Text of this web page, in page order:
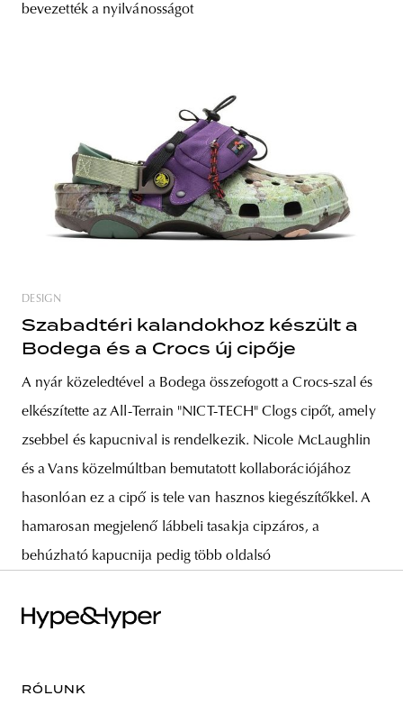
bevezették a nyilvánosságot
DESIGN
Szabadtéri kalandokhoz készült a
Bodega és a Crocs új cipője
A nyár közeledtével a Bodega összefogott a Crocs-szal és
elkészítette az All-Terrain "NICT-TECH" Clogs cipőt, amely
zsebbel és kapucnival is rendelkezik. Nicole McLaughlin
és a Vans közelmúltban bemutatott kollaborációjához
hasonlóan ez a cipő is tele van hasznos kiegészítőkkel. A
hamarosan megjelenő lábbeli tasakja cipzáros, a
behúzható kapucnija pedig több oldalsó
RÓLUNK